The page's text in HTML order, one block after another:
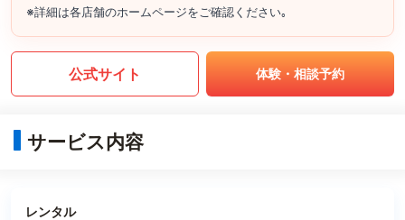
※詳細は各店舗のホームページをご確認ください｡
公式サイト 体験・相談予約
サービス内容
レンタル